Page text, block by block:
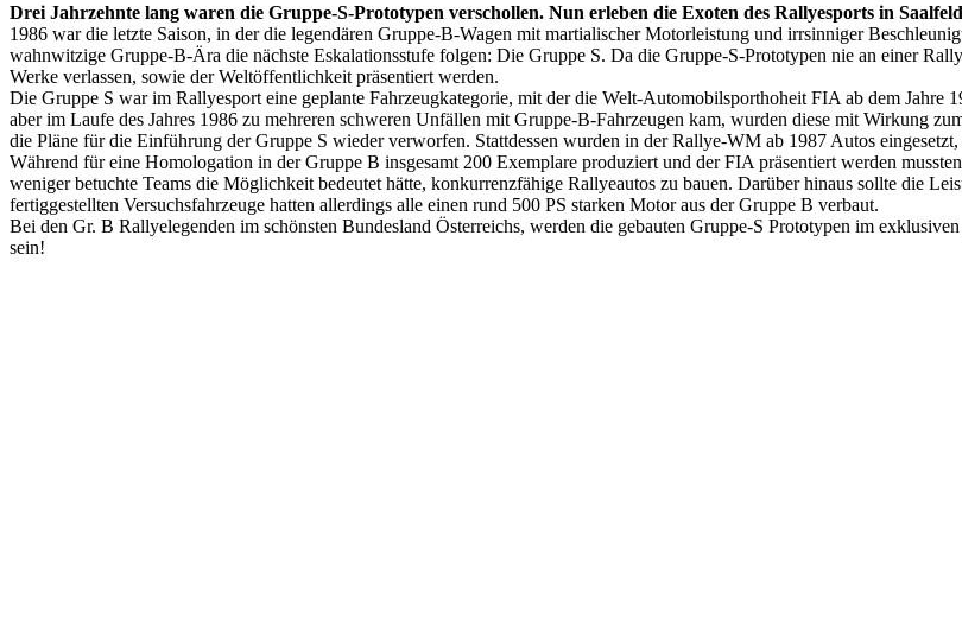
Drei Jahrzehnte lang waren die Gruppe-S-Prototypen verschollen. Nun erleben die Exoten des Rallyesports in
1986 war die letzte Saison, in der die legendären Gruppe-B-Wagen mit martialischer Motorleistung und irrsinniger
wahnwitzige Gruppe-B-Ära die nächste Eskalationsstufe folgen: Die Gruppe S. Da die Gruppe-S-Prototypen nie an einer
Werke verlassen, sowie der Weltöffentlichkeit präsentiert werden.
Die Gruppe S war im Rallyesport eine geplante Fahrzeugkategorie, mit der die Welt-Automobilsporthoheit FIA ab dem
aber im Laufe des Jahres 1986 zu mehreren schweren Unfällen mit Gruppe-B-Fahrzeugen kam, wurden diese mit Wirkung
die Pläne für die Einführung der Gruppe S wieder verworfen. Stattdessen wurden in der Rallye-WM ab 1987 Autos
Während für eine Homologation in der Gruppe B insgesamt 200 Exemplare produziert und der FIA präsentiert werden
weniger betuchte Teams die Möglichkeit bedeutet hätte, konkurrenzfähige Rallyeautos zu bauen. Darüber hinaus sollte die
fertiggestellten Versuchsfahrzeuge hatten allerdings alle einen rund 500 PS starken Motor aus der Gruppe B verbaut.
Bei den Gr. B Rallyelegenden im schönsten Bundesland Österreichs, werden die gebauten Gruppe-S Prototypen im
sein!